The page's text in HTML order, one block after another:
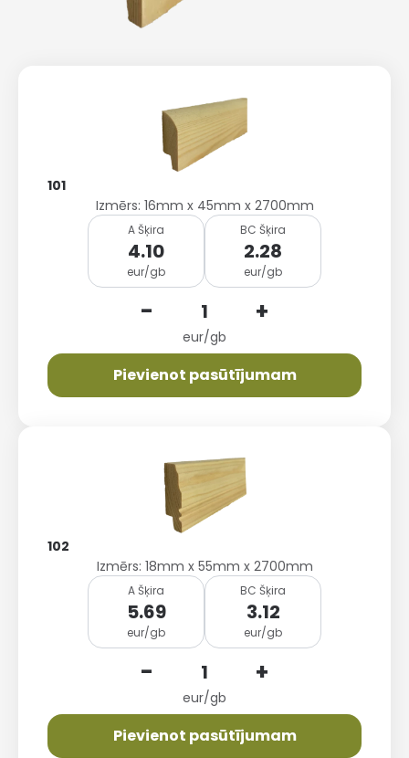
101
Izmērs: 16mm x 45mm x 2700mm
A Šķira
4.10
eur/gb
BC Šķira
2.28
eur/gb
- +
eur/gb
Pievienot pasūtījumam
102
Izmērs: 18mm x 55mm x 2700mm
A Šķira
5.69
eur/gb
BC Šķira
3.12
eur/gb
- +
eur/gb
Pievienot pasūtījumam